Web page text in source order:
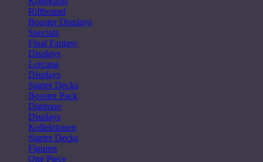
Riftbound
Booster Displays
Specials
Final Fantasy
Displays
Lorcana
Displays
Starter Decks
Booster Pack
Digimon
Displays
Kollektionen
Starter Decks
Figuren
One Piece